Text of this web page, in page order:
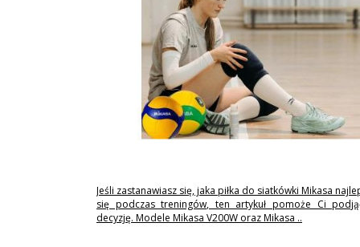
Jeśli zastanawiasz się, jaka piłka do siatkówki Mikasa
się podczas treningów, ten artykuł pomoże Ci
decyzję. Modele Mikasa V200W oraz Mikasa ..